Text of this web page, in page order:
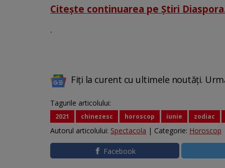
Citește continuarea pe Știri
.
Fiți la curent cu ultimele noutăți.
Tagurile articolului:
2021 chinezesc horoscop iunie zodiac
Autorul articolului: Spectacola | Categorie: Horoscop
Facebook